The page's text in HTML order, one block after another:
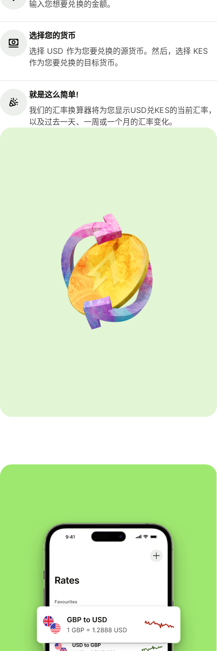
输入您想要兑换的金额。
选择您的货币
选择 USD 作为您要兑换的源货币。然后，选择 KES
作为您要兑换的目标货币。
就是这么简单!
我们的汇率换算器将为您显示USD兑KES的当前汇率，
以及过去一天、一周或一个月的汇率变化。